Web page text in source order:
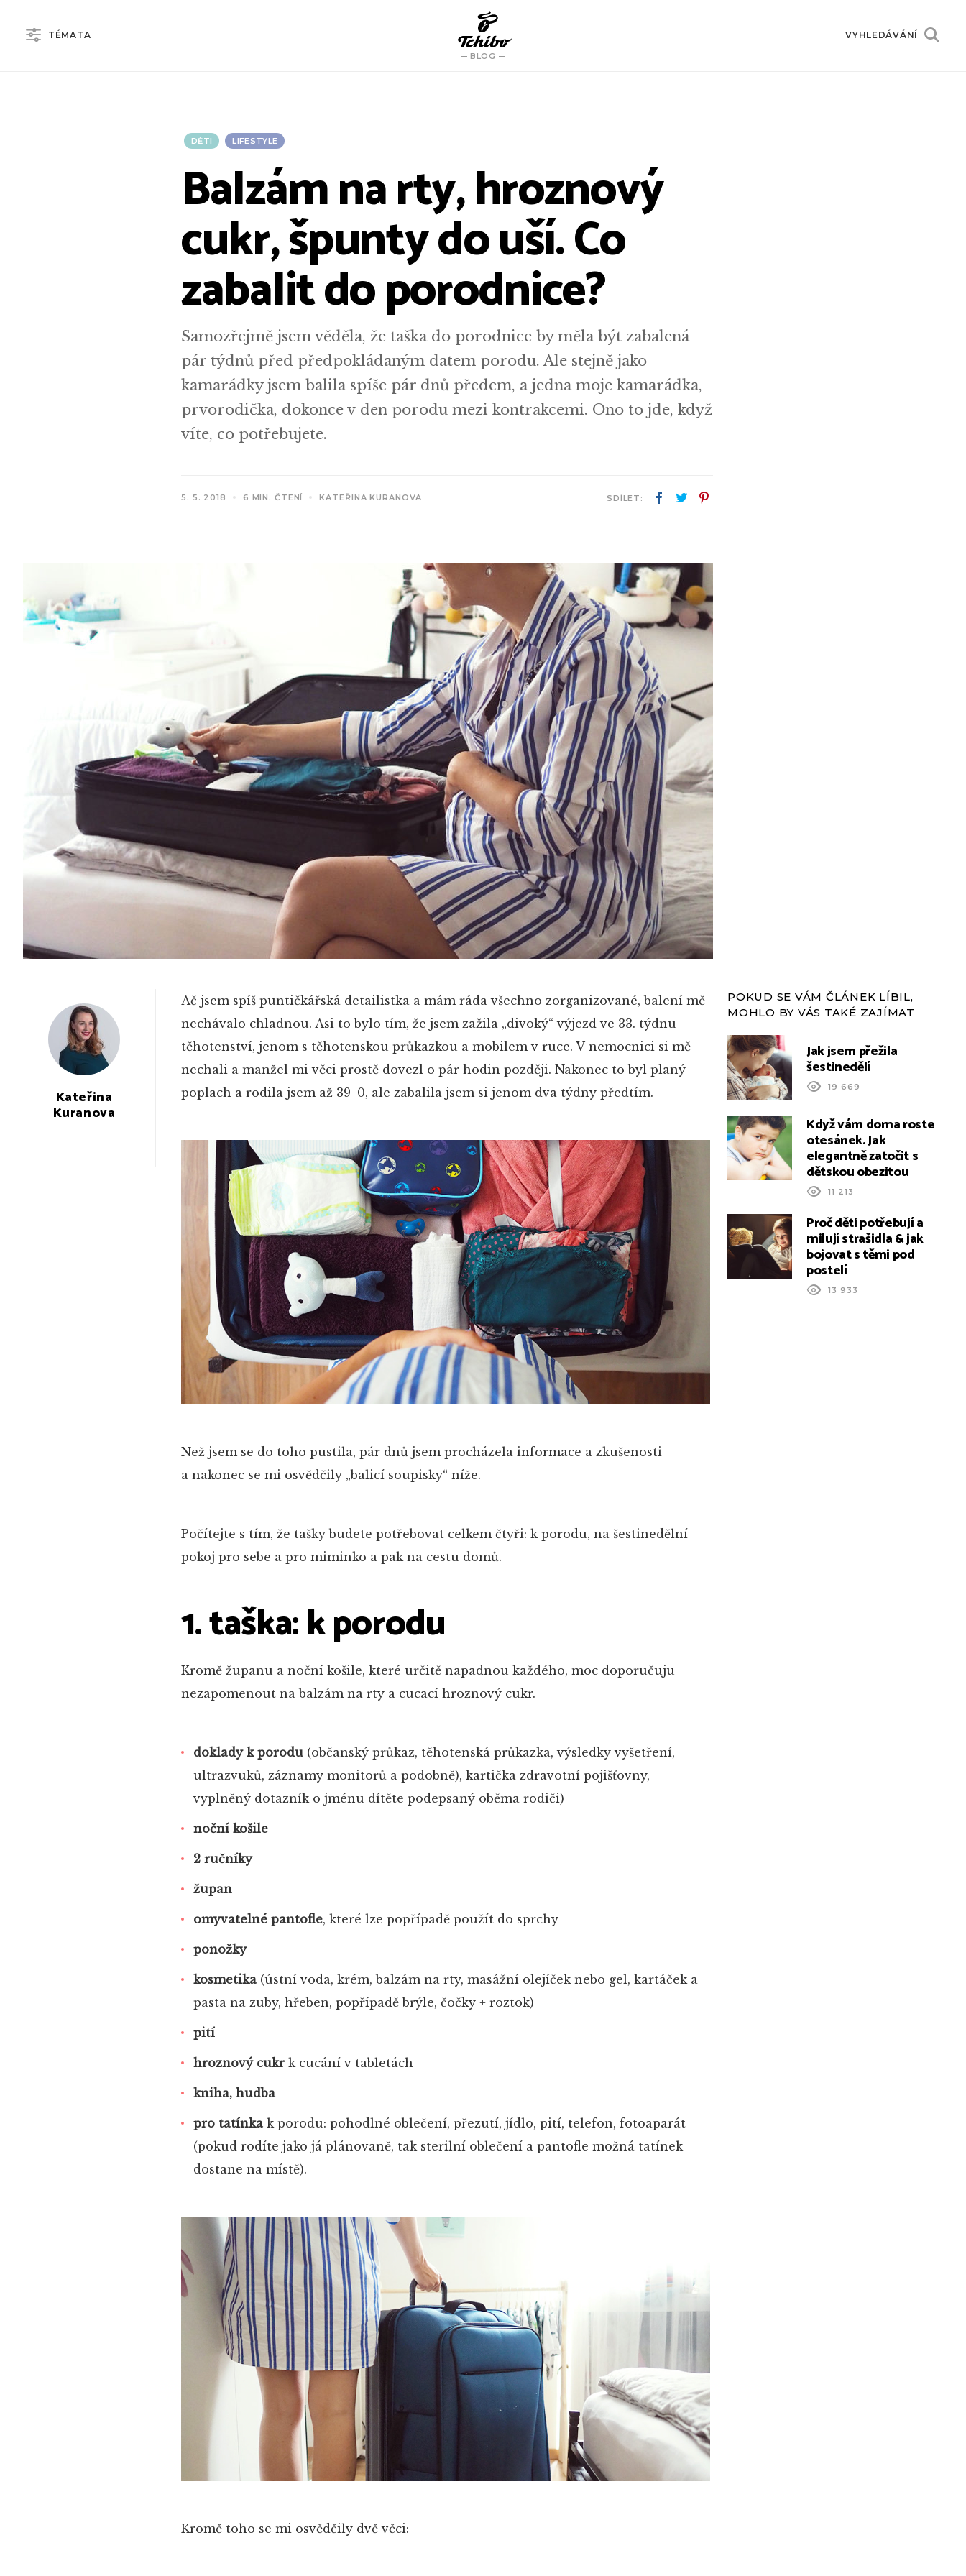
TÉMATA
BLOG
VYHLEDÁVÁNÍ
DĚTI LIFESTYLE
Balzám na rty, hroznový
cukr, špunty do uší. Co
zabalit do porodnice?
Samozřejmě jsem věděla, že taška do porodnice by měla být zabalená
pár týdnů před předpokládaným datem porodu. Ale stejně jako
kamarádky jsem balila spíše pár dnů předem, a jedna moje kamarádka,
prvorodička, dokonce v den porodu mezi kontrakcemi. Ono to jde, když
víte, co potřebujete.
5. 5. 2018 6 MIN. ČTENÍ KATEŘINA KURANOVA SDÍLET:
Kateřina
Kuranova
Ač jsem spíš puntičkářská detailistka a mám ráda všechno zorganizované, balení mě
nechávalo chladnou. Asi to bylo tím, že jsem zažila „divoký“ výjezd ve 33. týdnu
těhotenství, jenom s těhotenskou průkazkou a mobilem v ruce. V nemocnici si mě
nechali a manžel mi věci prostě dovezl o pár hodin později. Nakonec to byl planý
poplach a rodila jsem až 39+0, ale zabalila jsem si jenom dva týdny předtím.
Než jsem se do toho pustila, pár dnů jsem procházela informace a zkušenosti
a nakonec se mi osvědčily „balicí soupisky“ níže.
Počítejte s tím, že tašky budete potřebovat celkem čtyři: k porodu, na šestinedělní
pokoj pro sebe a pro miminko a pak na cestu domů.
1. taška: k porodu
Kromě županu a noční košile, které určitě napadnou každého, moc doporučuju
nezapomenout na balzám na rty a cucací hroznový cukr.
doklady k porodu (občanský průkaz, těhotenská průkazka, výsledky vyšetření,
ultrazvuků, záznamy monitorů a podobně), kartička zdravotní pojišťovny,
vyplněný dotazník o jménu dítěte podepsaný oběma rodiči)
noční košile
2 ručníky
župan
omyvatelné pantofle, které lze popřípadě použít do sprchy
ponožky
kosmetika (ústní voda, krém, balzám na rty, masážní olejíček nebo gel, kartáček a
pasta na zuby, hřeben, popřípadě brýle, čočky + roztok)
pití
hroznový cukr k cucání v tabletách
kniha, hudba
pro tatínka k porodu: pohodlné oblečení, přezutí, jídlo, pití, telefon, fotoaparát
(pokud rodíte jako já plánovaně, tak sterilní oblečení a pantofle možná tatínek
dostane na místě).
Kromě toho se mi osvědčily dvě věci:
POKUD SE VÁM ČLÁNEK LÍBIL,
MOHLO BY VÁS TAKÉ ZAJÍMAT
Jak jsem přežila
šestinedělí
19 669
Když vám doma roste
otesánek. Jak
elegantně zatočit s
dětskou obezitou
11 213
Proč děti potřebují a
milují strašidla & jak
bojovat s těmi pod
postelí
13 933